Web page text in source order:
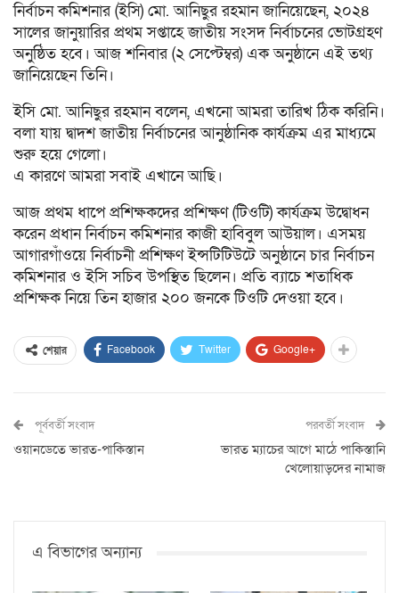
নির্বাচন কমিশনার (ইসি) মো. আনিছুর রহমান জানিয়েছেন, ২০২৪
সালের জানুয়ারির প্রথম সপ্তাহে জাতীয় সংসদ নির্বাচনের ভোটগ্রহণ
অনুষ্ঠিত হবে। আজ শনিবার (২ সেপ্টেম্বর) এক অনুষ্ঠানে এই তথ্য
জানিয়েছেন তিনি।
ইসি মো. আনিছুর রহমান বলেন, এখনো আমরা তারিখ ঠিক করিনি।
বলা যায় দ্বাদশ জাতীয় নির্বাচনের আনুষ্ঠানিক কার্যক্রম এর মাধ্যমে
শুরু হয়ে গেলো।
এ কারণে আমরা সবাই এখানে আছি।
আজ প্রথম ধাপে প্রশিক্ষকদের প্রশিক্ষণ (টিওটি) কার্যক্রম উদ্বোধন
করেন প্রধান নির্বাচন কমিশনার কাজী হাবিবুল আউয়াল। এসময়
আগারগাঁওয়ে নির্বাচনী প্রশিক্ষণ ইন্সটিটিউটে অনুষ্ঠানে চার নির্বাচন
কমিশনার ও ইসি সচিব উপস্থিত ছিলেন। প্রতি ব্যাচে শতাধিক
প্রশিক্ষক নিয়ে তিন হাজার ২০০ জনকে টিওটি দেওয়া হবে।
শেয়ার Facebook Twitter Google+
পূর্ববর্তী সংবাদ
ওয়ানডেতে ভারত-পাকিস্তান
পরবর্তী সংবাদ
ভারত ম্যাচের আগে মাঠে পাকিস্তানি
খেলোয়াড়দের নামাজ
এ বিভাগের অন্যান্য